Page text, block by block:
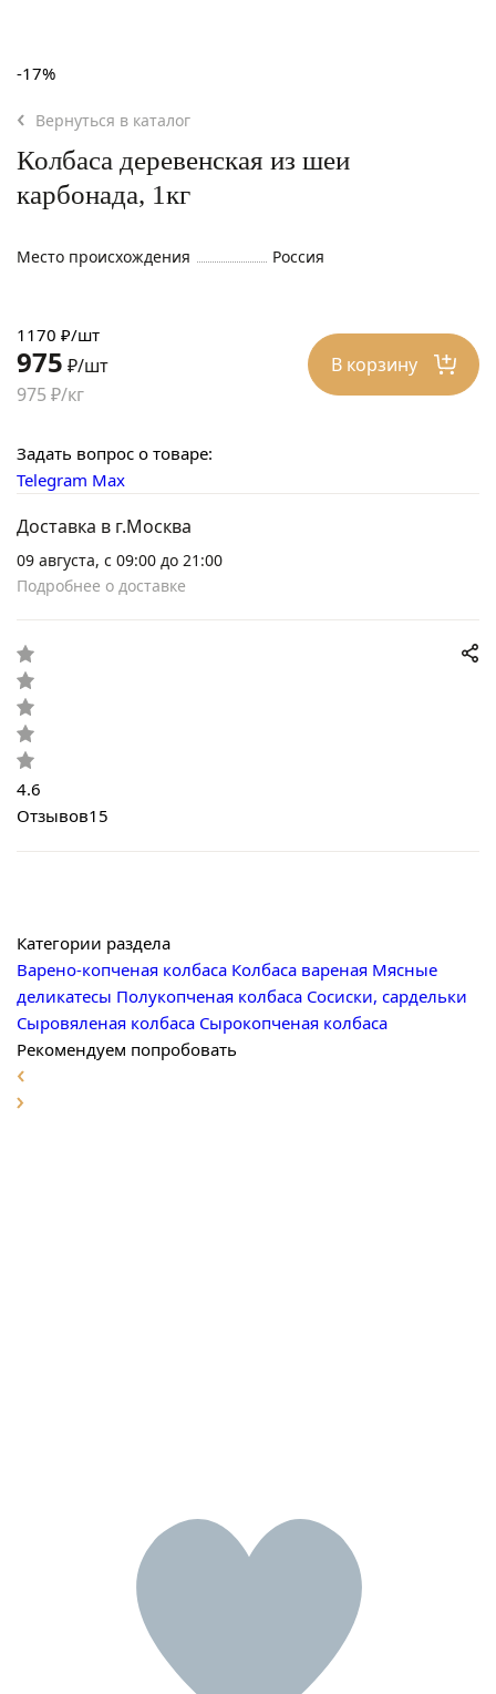
-17%
Вернуться в каталог
Колбаса деревенская из шеи
карбонада, 1кг
Место происхождения Россия
1170 ₽/шт
975 ₽/шт
975 ₽/кг
В корзину
Задать вопрос о товаре:
Telegram Max
Доставка в г.Москва
09 августа, с 09:00 до 21:00
Подробнее о доставке
4.6
Отзывов15
Категории раздела
Варено-копченая колбаса Колбаса вареная Мясные
деликатесы Полукопченая колбаса Сосиски, сардельки
Сыровяленая колбаса Сырокопченая колбаса
Рекомендуем попробовать